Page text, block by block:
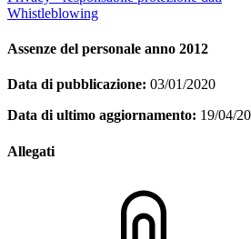
Whistleblowing
Assenze del personale anno 2012
Data di pubblicazione: 03/01/2020
Data di ultimo aggiornamento: 19/04/
Allegati